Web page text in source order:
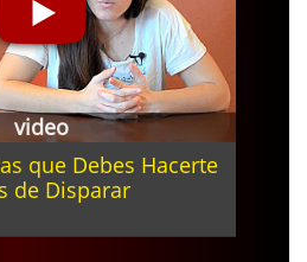
video
que Debes Hacerte
de Disparar